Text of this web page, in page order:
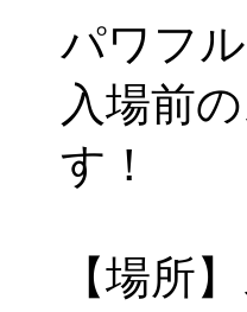
パワフ
入場前
す！
【場所